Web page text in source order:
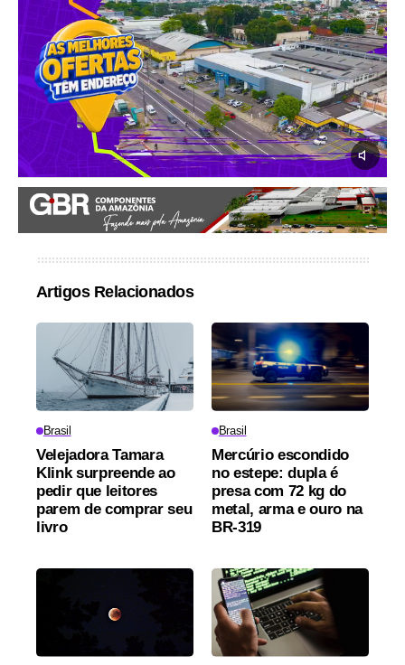
Artigos Relacionados
Brasil
Velejadora Tamara
Klink surpreende ao
pedir que leitores
parem de comprar seu
livro
Brasil
Mercúrio escondido
no estepe: dupla é
presa com 72 kg do
metal, arma e ouro na
BR-319